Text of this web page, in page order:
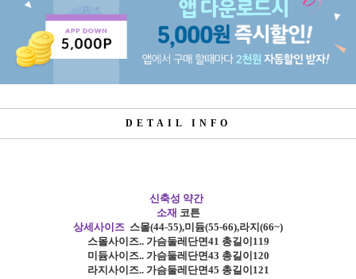
DETAIL INFO
신축성 약간
소재 코튼
상세사이즈 스몰(44-55),미듐(55-66),라지 (66~)
스몰사이즈.. 가슴둘레단면41 총길이119
미듐사이즈.. 가슴둘레단면43 총길이120
라지사이즈.. 가슴둘레단면45 총길이121